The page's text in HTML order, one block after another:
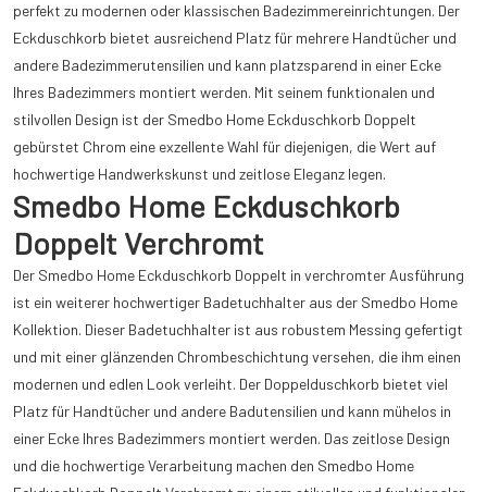
perfekt zu modernen oder klassischen Badezimmereinrichtungen. Der
Eckduschkorb bietet ausreichend Platz für mehrere Handtücher und
andere Badezimmerutensilien und kann platzsparend in einer Ecke
Ihres Badezimmers montiert werden. Mit seinem funktionalen und
stilvollen Design ist der Smedbo Home Eckduschkorb Doppelt
gebürstet Chrom eine exzellente Wahl für diejenigen, die Wert auf
hochwertige Handwerkskunst und zeitlose Eleganz legen.
Smedbo Home Eckduschkorb
Doppelt Verchromt
Der Smedbo Home Eckduschkorb Doppelt in verchromter Ausführung
ist ein weiterer hochwertiger Badetuchhalter aus der Smedbo Home
Kollektion. Dieser Badetuchhalter ist aus robustem Messing gefertigt
und mit einer glänzenden Chrombeschichtung versehen, die ihm einen
modernen und edlen Look verleiht. Der Doppelduschkorb bietet viel
Platz für Handtücher und andere Badutensilien und kann mühelos in
einer Ecke Ihres Badezimmers montiert werden. Das zeitlose Design
und die hochwertige Verarbeitung machen den Smedbo Home